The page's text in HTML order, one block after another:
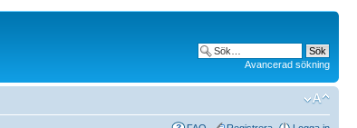
Avancerad sökning